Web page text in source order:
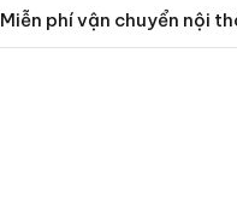
Miễn phí vận chuyển nội